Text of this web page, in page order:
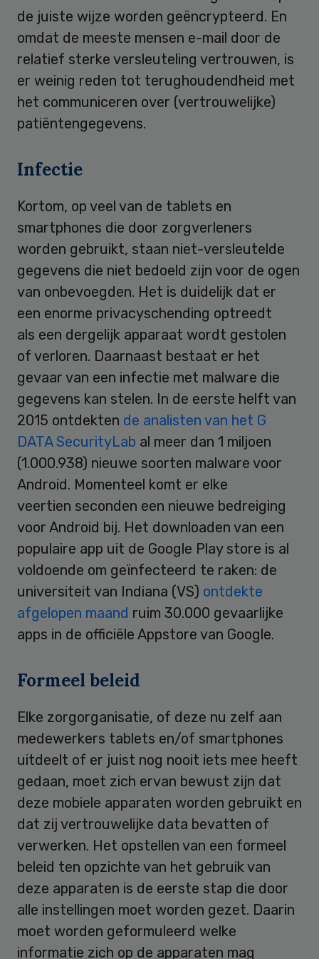
de juiste wijze worden geëncrypteerd. En
omdat de meeste mensen e-mail door de
relatief sterke versleuteling vertrouwen, is
er weinig reden tot terughoudendheid met
het communiceren over (vertrouwelijke)
patiëntengegevens.
Infectie
Kortom, op veel van de tablets en
smartphones die door zorgverleners
worden gebruikt, staan niet-versleutelde
gegevens die niet bedoeld zijn voor de ogen
van onbevoegden. Het is duidelijk dat er
een enorme privacyschending optreedt
als een dergelijk apparaat wordt gestolen
of verloren. Daarnaast bestaat er het
gevaar van een infectie met malware die
gegevens kan stelen. In de eerste helft van
2015 ontdekten de analisten van het G
DATA SecurityLab al meer dan 1 miljoen
(1.000.938) nieuwe soorten malware voor
Android. Momenteel komt er elke
veertien seconden een nieuwe bedreiging
voor Android bij. Het downloaden van een
populaire app uit de Google Play store is al
voldoende om geïnfecteerd te raken: de
universiteit van Indiana (VS) ontdekte
afgelopen maand ruim 30.000 gevaarlijke
apps in de officiële Appstore van Google.
Formeel beleid
Elke zorgorganisatie, of deze nu zelf aan
medewerkers tablets en/of smartphones
uitdeelt of er juist nog nooit iets mee heeft
gedaan, moet zich ervan bewust zijn dat
deze mobiele apparaten worden gebruikt en
dat zij vertrouwelijke data bevatten of
verwerken. Het opstellen van een formeel
beleid ten opzichte van het gebruik van
deze apparaten is de eerste stap die door
alle instellingen moet worden gezet. Daarin
moet worden geformuleerd welke
informatie zich op de apparaten mag